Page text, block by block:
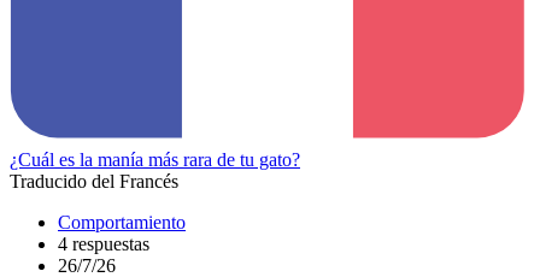
¿Cuál es la manía más rara de tu gato?
Traducido del Francés
Comportamiento
4 respuestas
26/7/26